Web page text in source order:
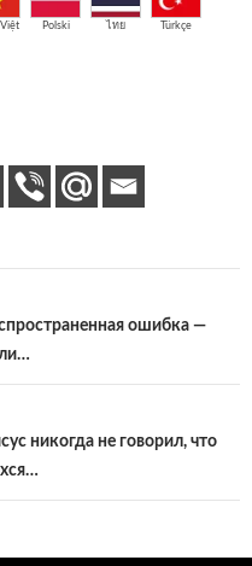
Việt Polski ไทย Türkçe
ошибка —
никогда не говорил, что